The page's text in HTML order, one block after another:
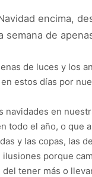
encima,
semana de
de luces y los
estos días por
navidades en
todo el año, o que
y las copas, las
ilusiones porque
del tener más o